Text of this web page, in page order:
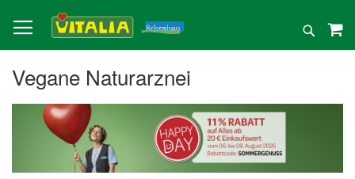
zum
Inhalt
Suche
Vegane Naturarznei